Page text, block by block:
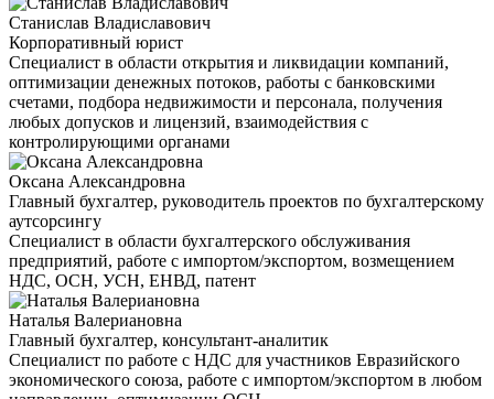
Станислав Владиславович
Корпоративный юрист
Специалист в области открытия и ликвидации компаний,
оптимизации денежных потоков, работы с банковскими
счетами, подбора недвижимости и персонала, получения
любых допусков и лицензий, взаимодействия с
контролирующими органами
Оксана Александровна
Главный бухгалтер, руководитель проектов по бухгалтерскому
аутсорсингу
Специалист в области бухгалтерского обслуживания
предприятий, работе с импортом/экспортом, возмещением
НДС, ОСН, УСН, ЕНВД, патент
Наталья Валериановна
Главный бухгалтер, консультант-аналитик
Специалист по работе с НДС для участников Евразийского
экономического союза, работе с импортом/экспортом в любом